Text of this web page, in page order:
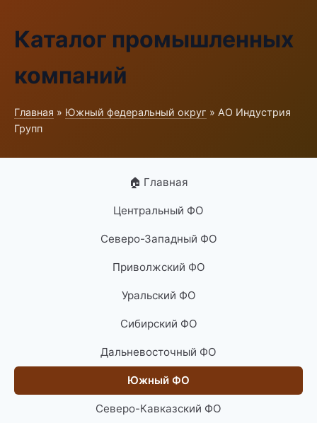
Каталог промышленных
компаний
Главная » Южный федеральный округ » АО Индустрия
Групп
🏠 Главная
Центральный ФО
Северо-Западный ФО
Приволжский ФО
Уральский ФО
Сибирский ФО
Дальневосточный ФО
Южный ФО
Северо-Кавказский ФО